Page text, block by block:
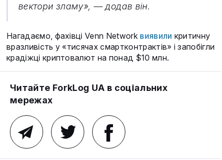
вектори зламу», — додав він.
Нагадаємо, фахівці Venn Network виявили критичну
вразливість у «тисячах смартконтрактів» і запобігли
крадіжці криптовалют на понад $10 млн.
Читайте ForkLog UA в соціальних
мережах